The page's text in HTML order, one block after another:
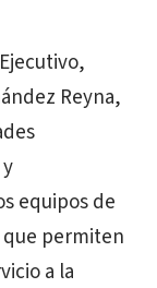
Reyna,
equipos de
permiten
a la